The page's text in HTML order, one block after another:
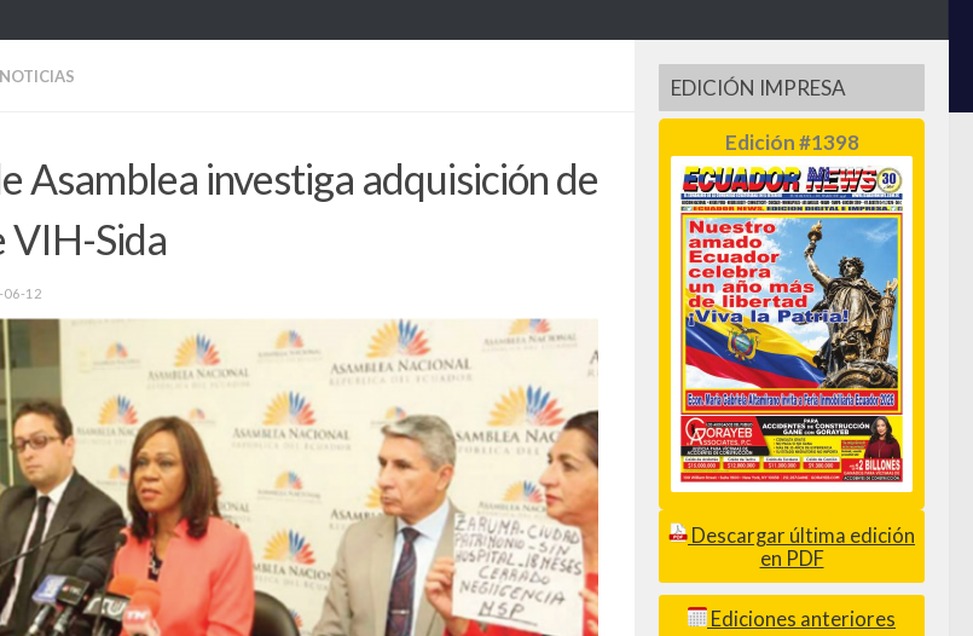
Asamblea investiga adquisición de
VIH-Sida
06-12
EDICIÓN IMPRESA
Edición #1398
Descargar última edición
en PDF
Ediciones anteriores